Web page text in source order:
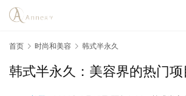
首页 时尚和美容 韩式半永久
韩式半永久：美容界的热门项